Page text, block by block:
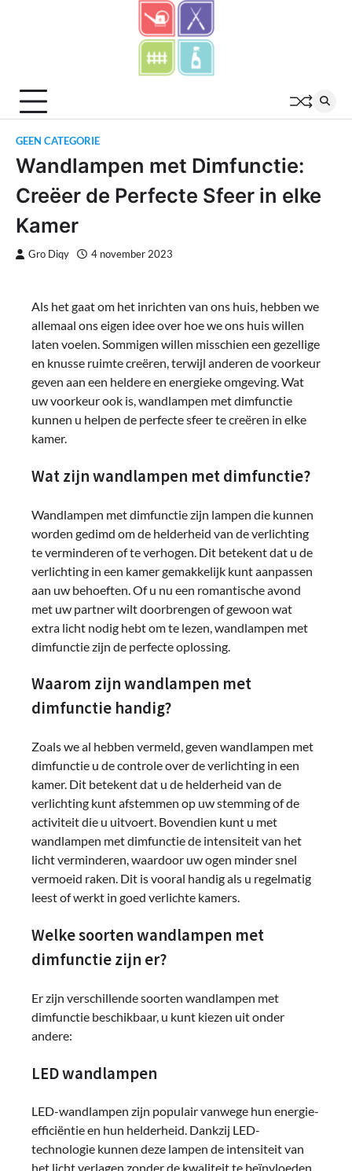
GEEN CATEGORIE
Wandlampen met Dimfunctie:
Creëer de Perfecte Sfeer in elke
Kamer
Gro Diqy 4 november 2023
Als het gaat om het inrichten van ons huis, hebben we
allemaal ons eigen idee over hoe we ons huis willen
laten voelen. Sommigen willen misschien een gezellige
en knusse ruimte creëren, terwijl anderen de voorkeur
geven aan een heldere en energieke omgeving. Wat
uw voorkeur ook is, wandlampen met dimfunctie
kunnen u helpen de perfecte sfeer te creëren in elke
kamer.
Wat zijn wandlampen met dimfunctie?
Wandlampen met dimfunctie zijn lampen die kunnen
worden gedimd om de helderheid van de verlichting
te verminderen of te verhogen. Dit betekent dat u de
verlichting in een kamer gemakkelijk kunt aanpassen
aan uw behoeften. Of u nu een romantische avond
met uw partner wilt doorbrengen of gewoon wat
extra licht nodig hebt om te lezen, wandlampen met
dimfunctie zijn de perfecte oplossing.
Waarom zijn wandlampen met
dimfunctie handig?
Zoals we al hebben vermeld, geven wandlampen met
dimfunctie u de controle over de verlichting in een
kamer. Dit betekent dat u de helderheid van de
verlichting kunt afstemmen op uw stemming of de
activiteit die u uitvoert. Bovendien kunt u met
wandlampen met dimfunctie de intensiteit van het
licht verminderen, waardoor uw ogen minder snel
vermoeid raken. Dit is vooral handig als u regelmatig
leest of werkt in goed verlichte kamers.
Welke soorten wandlampen met
dimfunctie zijn er?
Er zijn verschillende soorten wandlampen met
dimfunctie beschikbaar, u kunt kiezen uit onder
andere:
LED wandlampen
LED-wandlampen zijn populair vanwege hun energie-
efficiëntie en hun helderheid. Dankzij LED-
technologie kunnen deze lampen de intensiteit van
het licht verlagen zonder de kwaliteit te beïnvloeden